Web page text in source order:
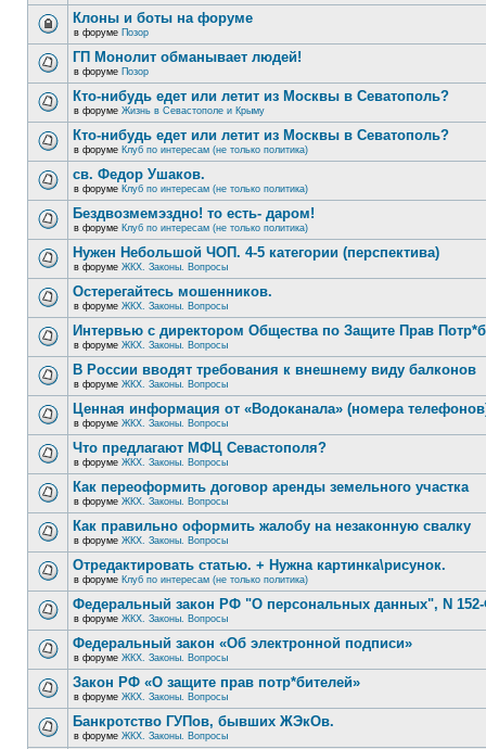
Клоны и боты на форуме
в форуме Позор
ГП Монолит обманывает людей!
в форуме Позор
Кто-нибудь едет или летит из Москвы в Севатополь?
в форуме Жизнь в Севастополе и Крыму
Кто-нибудь едет или летит из Москвы в Севатополь?
в форуме Клуб по интересам (не только политика)
св. Федор Ушаков.
в форуме Клуб по интересам (не только политика)
Бездвозмемэздно! то есть- даром!
в форуме Клуб по интересам (не только политика)
Нужен Небольшой ЧОП. 4-5 категории (перспектива)
в форуме ЖКХ. Законы. Вопросы
Остерегайтесь мошенников.
в форуме ЖКХ. Законы. Вопросы
Интервью с директором Общества по Защите Прав
в форуме ЖКХ. Законы. Вопросы
В России вводят требования к внешнему виду балконов
в форуме ЖКХ. Законы. Вопросы
Ценная информация от «Водоканала» (номера
в форуме ЖКХ. Законы. Вопросы
Что предлагают МФЦ Севастополя?
в форуме ЖКХ. Законы. Вопросы
Как переоформить договор аренды земельного участка
в форуме ЖКХ. Законы. Вопросы
Как правильно оформить жалобу на незаконную свалку
в форуме ЖКХ. Законы. Вопросы
Отредактировать статью. + Нужна картинка\рисунок.
в форуме Клуб по интересам (не только политика)
Федеральный закон РФ "О персональных данных", N
в форуме ЖКХ. Законы. Вопросы
Федеральный закон «Об электронной подписи»
в форуме ЖКХ. Законы. Вопросы
Закон РФ «О защите прав потр*бителей»
в форуме ЖКХ. Законы. Вопросы
Банкротство ГУПов, бывших ЖЭкОв.
в форуме ЖКХ. Законы. Вопросы